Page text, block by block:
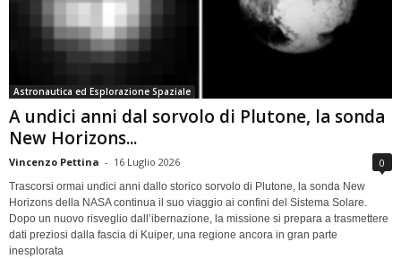
Astronautica ed Esplorazione Spaziale
A undici anni dal sorvolo di Plutone, la sonda
New Horizons...
Vincenzo Pettina - 16 Luglio 2026 0
Trascorsi ormai undici anni dallo storico sorvolo di Plutone, la sonda New
Horizons della NASA continua il suo viaggio ai confini del Sistema Solare.
Dopo un nuovo risveglio dall’ibernazione, la missione si prepara a trasmettere
dati preziosi dalla fascia di Kuiper, una regione ancora in gran parte
inesplorata